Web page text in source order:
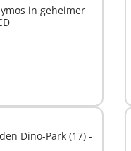
in geheimer
Dino-Park (17) -